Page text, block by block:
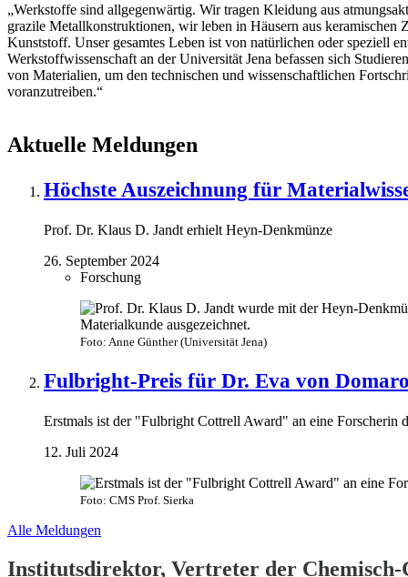
„Werkstoffe sind allgegenwärtig. Wir tragen Kleidung aus
grazile Metallkonstruktionen, wir leben in Häusern aus keramischen
Kunststoff. Unser gesamtes Leben ist von natürlichen oder speziell
Werkstoffwissenschaft an der Universität Jena befassen sich
von Materialien, um den technischen und wissenschaftlichen
voranzutreiben.“
Aktuelle Meldungen
Höchste Auszeichnung für
Prof. Dr. Klaus D. Jandt erhielt Heyn-Denkmünze
26. September 2024
Forschung
Foto: Anne Günther (Universität Jena)
Fulbright-Preis für Dr. Eva von
Erstmals ist der "Fulbright Cottrell Award" an eine Forscherin
12. Juli 2024
Foto: CMS Prof. Sierka
Alle Meldungen
Institutsdirektor, Vertreter der Chemisch-